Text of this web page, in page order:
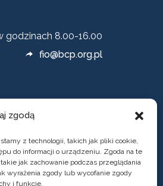
zgodą
z technologii, takich jak pliki cookie,
do informacji o urządzeniu. Zgoda na te
jak zachowanie podczas przeglądania
wyrażenia zgody lub wycofanie zgody
i funkcje.
godzinach 8.00-16.00
fio@bcp.org.pl